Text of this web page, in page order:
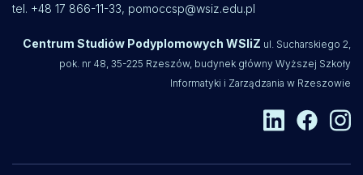
tel. +48 17 866-11-33, pomoccsp@wsiz.edu.pl
Centrum Studiów Podyplomowych WSIiZ ul. Sucharskiego 2,
pok. nr 48, 35-225 Rzeszów, budynek główny Wyższej Szkoły
Informatyki i Zarządzania w Rzeszowie